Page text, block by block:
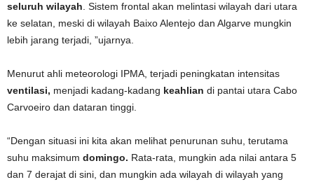
seluruh wilayah . Sistem frontal akan melintasi wilayah dari utara
ke selatan, meski di wilayah Baixo Alentejo dan Algarve mungkin
lebih jarang terjadi, ”ujarnya.
Menurut ahli meteorologi IPMA, terjadi peningkatan intensitas
ventilasi, menjadi kadang-kadang keahlian di pantai utara Cabo
Carvoeiro dan dataran tinggi.
“Dengan situasi ini kita akan melihat penurunan suhu, terutama
suhu maksimum domingo. Rata-rata, mungkin ada nilai antara 5
dan 7 derajat di sini, dan mungkin ada wilayah di wilayah yang